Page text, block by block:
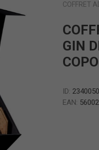
COFFRET
GIN
ID:
EAN: